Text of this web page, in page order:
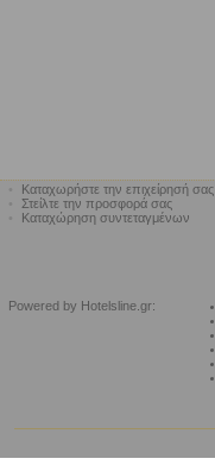
Καταχωρήστε την επιχείρησή σας
Στείλτε την προσφορά σας
Καταχώρηση συντεταγμένων
Powered by Hotelsline.gr: